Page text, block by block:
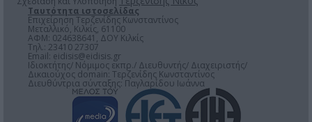
Ταυτότητα ιστοσελίδας
Επιχείρηση Τερζενίδης Κωνσταντίνος
Μεταλλικό, Κιλκίς, 61100
ΑΦΜ: 024638641, ΔΟΥ Κιλκίς
Τηλ.: 23410 27307
Email: eidisis@eidisis.gr
Ιδιοκτήτης/ Νόμιμος εκπρ./ Διευθυντής/ Διαχειριστής/
Δικαιούχος domain: Τερζενίδης Κωνσταντίνος
Διευθύντρια σύνταξης: Παγλαρίδου Ιωάννα